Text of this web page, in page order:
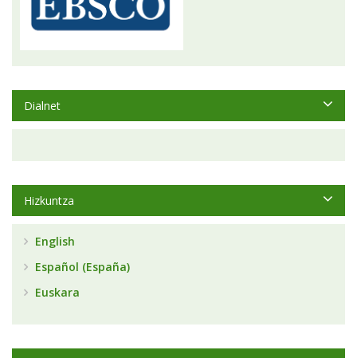
Dialnet
Hizkuntza
English
Español (España)
Euskara